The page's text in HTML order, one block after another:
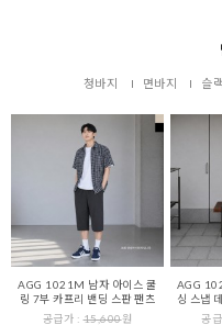
청바지 면바지 슬
AGG 1021M 남자 아이스 쿨
링 7부 카프리 밴딩 스판 팬츠
공급가 :15,600원
AGG
싱 스냅
공